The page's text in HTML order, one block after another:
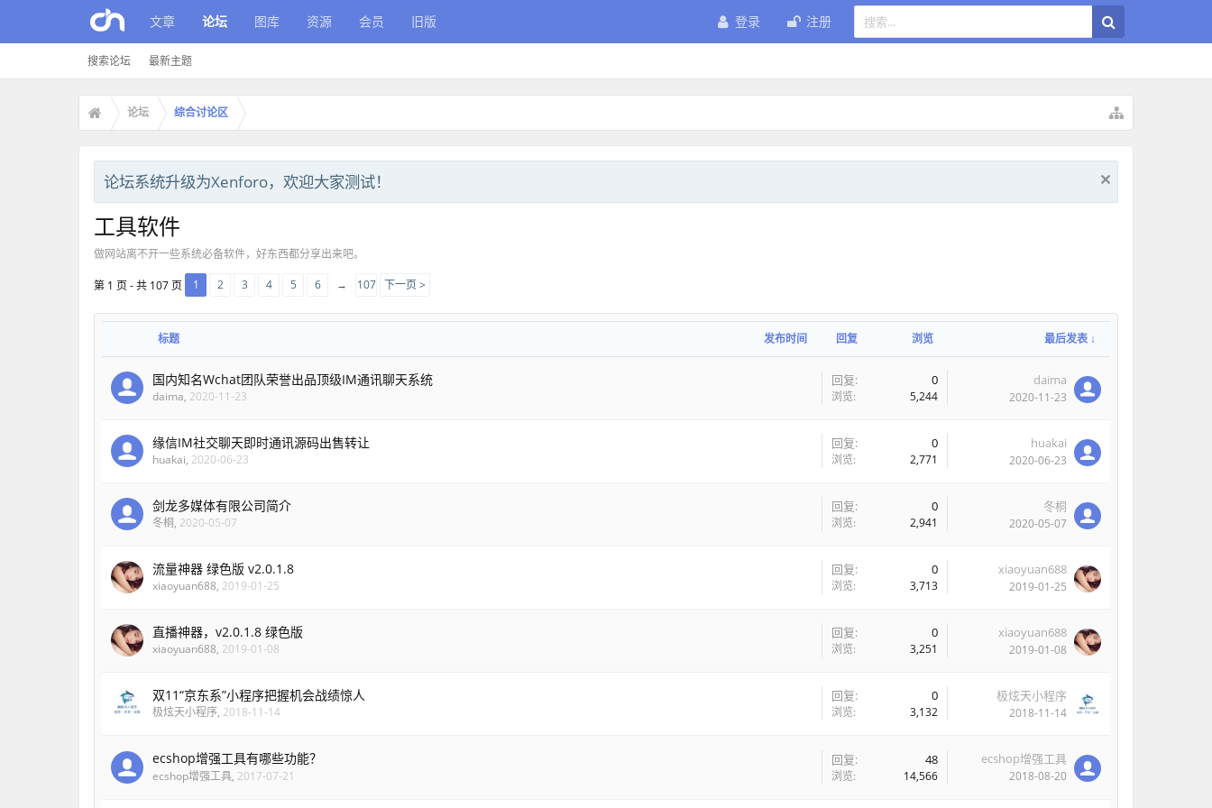
文章 论坛
搜索论坛 最新主题
图库 资源 会员 旧版 登录 注册
论坛 综合讨论区
论坛系统升级为Xenforo，欢迎大家测试！
工具软件
做网站离不开一些系统必备软件，好东西都分享出来吧。
第 1 页 - 共 107 页 1 2 3 4 5 6 → 107 下一页 >
标题 发布时间 回复 浏览 最后发表 ↓
国内知名Wchat团队荣誉出品顶级IM通讯聊天系统
daima, 2020-11-23
回复: 0
浏览: 5,244
daima
2020-11-23
缘信IM社交聊天即时通讯源码出售转让
huakai, 2020-06-23
回复: 0
浏览: 2,771
huakai
2020-06-23
剑龙多媒体有限公司简介
冬桐, 2020-05-07
回复: 0
浏览: 2,941
冬桐
2020-05-07
流量神器 绿色版 v2.0.1.8
xiaoyuan688, 2019-01-25
回复: 0
浏览: 3,713
xiaoyuan688
2019-01-25
直播神器，v2.0.1.8 绿色版
xiaoyuan688, 2019-01-08
回复: 0
浏览: 3,251
xiaoyuan688
2019-01-08
双11“京东系”小程序把握机会战绩惊人
极炫天小程序, 2018-11-14
回复: 0
浏览: 3,132
极炫天小程序
2018-11-14
ecshop增强工具有哪些功能？
ecshop增强工具, 2017-07-21
回复: 48
浏览: 14,566
ecshop增强工具
2018-08-20